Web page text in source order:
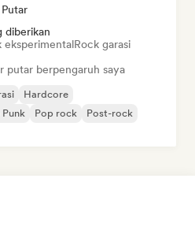
diberikan
eksperimentalRock garasi
putar berpengaruh saya
Hardcore
Punk Pop rock
Post-rock